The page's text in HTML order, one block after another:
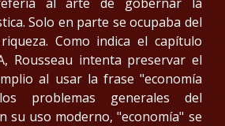
Solo en parte se ocupaba del
Como indica el capítulo
Rousseau intenta preservar el
al usar la frase "economía
problemas generales del
su uso moderno, "economía" se